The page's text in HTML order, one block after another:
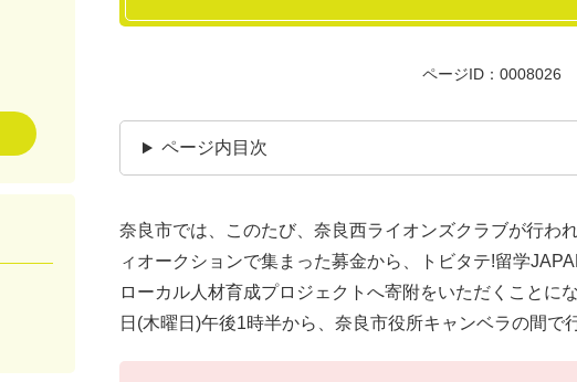
ページID：0008026
ページ内目次
奈良市では、このたび、奈良西ライオンズクラブが行わ
ィオークションで集まった募金から、トビタテ!留学
ローカル人材育成プロジェクトへ寄附をいただくことに
日(木曜日)午後1時半から、奈良市役所キャンベラの間で